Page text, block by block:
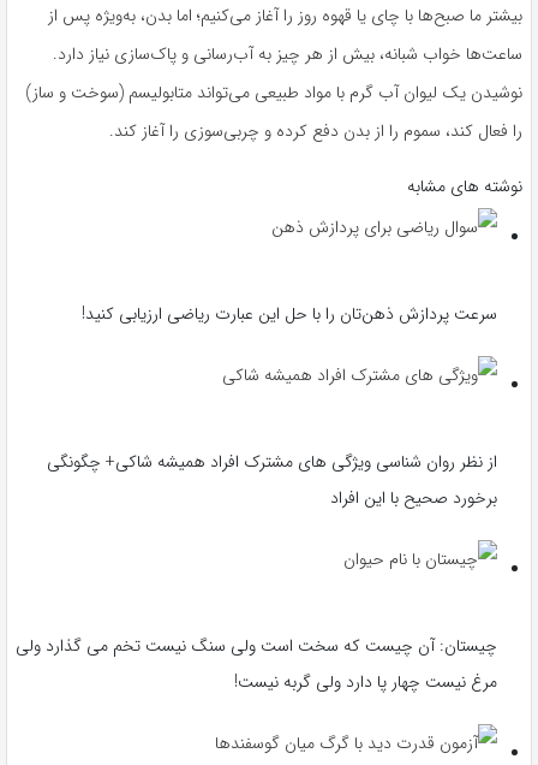
بیشتر ما صبح‌ها با چای یا قهوه روز را آغاز می‌کنیم؛ اما بدن، به‌ویژه پس از
ساعت‌ها خواب شبانه، بیش از هر چیز به آب‌رسانی و پاک‌سازی نیاز دارد.
نوشیدن یک لیوان آب گرم با مواد طبیعی می‌تواند متابولیسم (سوخت و ساز)
را فعال کند، سموم را از بدن دفع کرده و چربی‌سوزی را آغاز کند.
نوشته های مشابه
سرعت پردازش ذهن‌تان را با حل این عبارت ریاضی ارزیابی کنید!
از نظر روان شناسی ویژگی های مشترک افراد همیشه شاکی+ چگونگی
برخورد صحیح با این افراد
چیستان: آن چیست که سخت است ولی سنگ نیست تخم می گذارد ولی
مرغ نیست چهار پا دارد ولی گربه نیست!